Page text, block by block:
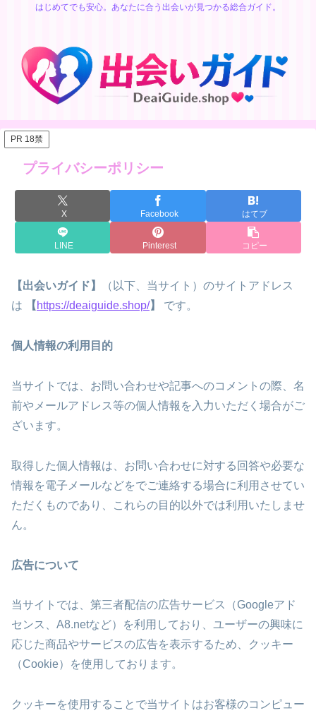
はじめてでも安心。あなたに合う出会いが見つかる総合ガイド。
PR 18禁
プライバシーポリシー
X Facebook はてブ
LINE Pinterest コピー
【出会いガイド】
（以下、当サイト）のサイトアドレス
は
【 https://deaiguide.shop/】 です。
個人情報の利用目的
当サイトでは、お問い合わせや記事へのコメントの際、名
前やメールアドレス等の個人情報を入力いただく場合がご
ざいます。
取得した個人情報は、お問い合わせに対する回答や必要な
情報を電子メールなどをでご連絡する場合に利用させてい
ただくものであり、これらの目的以外では利用いたしませ
ん。
広告について
当サイトでは、第三者配信の広告サービス（Googleアド
センス、A8.netなど）を利用しており、ユーザーの興味に
応じた商品やサービスの広告を表示するため、クッキー
（Cookie）を使用しております。
クッキーを使用することで当サイトはお客様のコンピュー